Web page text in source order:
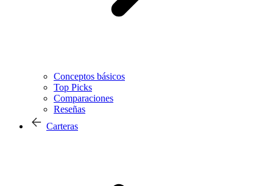
Conceptos básicos
Top Picks
Comparaciones
Reseñas
Carteras